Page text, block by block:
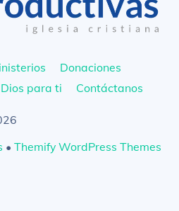
Donaciones
para ti Contáctanos
•Themify WordPress Themes